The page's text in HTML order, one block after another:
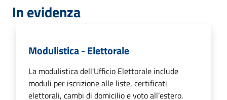
In evidenza
Modulistica - Elettorale
La modulistica dell'Ufficio Elettorale include
moduli per iscrizione alle liste, certificati
elettorali, cambi di domicilio e voto all’estero.